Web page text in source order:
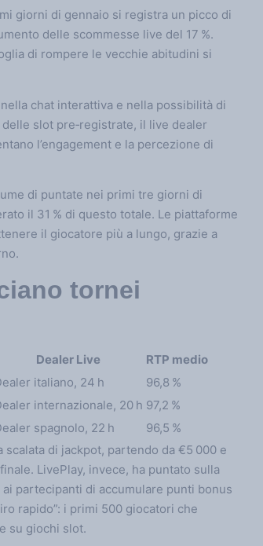
giorni di gennaio si registra un picco di
delle scommesse live del 17 %.
di rompere le vecchie abitudini si
chat interattiva e nella possibilità di
slot pre‑registrate, il live dealer
l’engagement e la percezione di
di puntate nei primi tre giorni di
il 31 % di questo totale. Le piattaforme
il giocatore più a lungo, grazie a
tornei
Dealer Live
RTP medio
italiano, 24 h
96,8 %
internazionale, 20 h 97,2 %
spagnolo, 22 h
96,5 %
di jackpot, partendo da €5 000 e
LivePlay, invece, ha puntato sulla
partecipanti di accumulare punti bonus
rapido”: i primi 500 giocatori che
su giochi slot.